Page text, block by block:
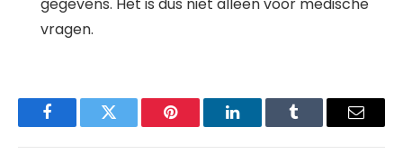
vragen.
FacebookTwitter Pinterest LinkedInTumblr Email